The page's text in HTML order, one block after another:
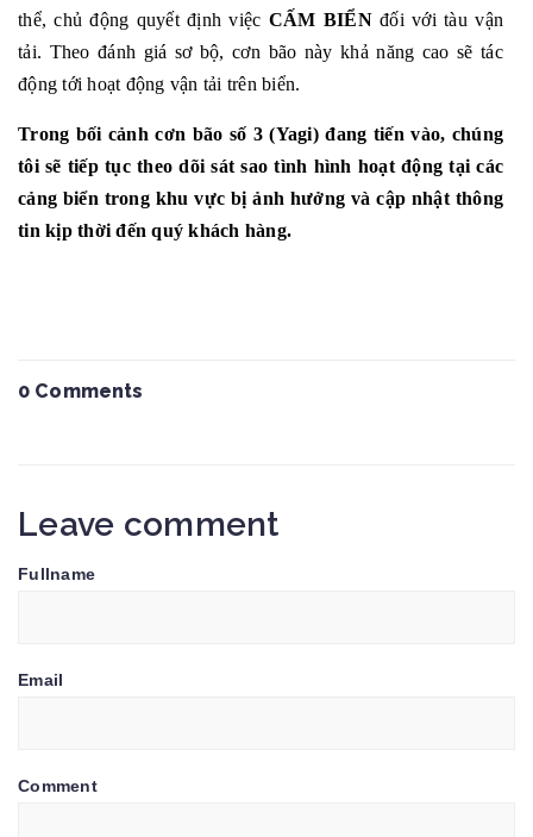
thể, chủ động quyết định việc CẤM BIỂNđối với tàu vận
tải. Theo đánh giá sơ bộ, cơn bão này khả năng cao sẽ tác
động tới hoạt động vận tải trên biển.
Trong bối cảnh cơn bão số 3 (Yagi) đang tiến vào, chúng
tôi sẽ tiếp tục theo dõi sát sao tình hình hoạt động tại các
cảng biển trong khu vực bị ảnh hưởng và cập nhật thông
tin kịp thời đến quý khách hàng.
0 Comments
Leave comment
Fullname
Email
Comment